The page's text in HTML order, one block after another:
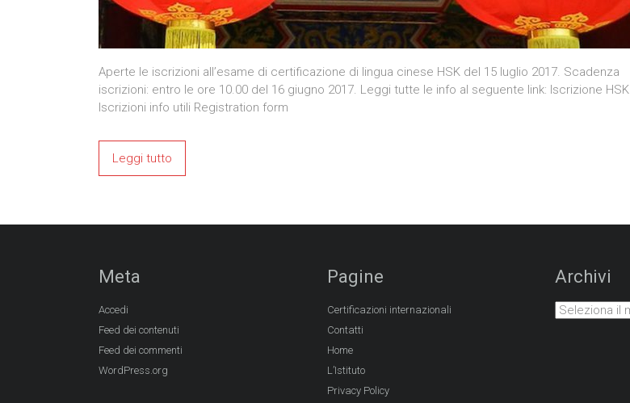
Aperte le iscrizioni all’esame di certificazione di lingua cinese HSK del 15 luglio 2017. Scadenza
iscrizioni: entro le ore 10.00 del 16 giugno 2017. Leggi tutte le info al seguente link: Iscrizione HSK
Iscrizioni info utili Registration form
Leggi tutto
Meta
Accedi
Feed dei contenuti
Feed dei commenti
WordPress.org
Pagine
Certificazioni internazionali
Contatti
Home
L’Istituto
Privacy Policy
Archivi